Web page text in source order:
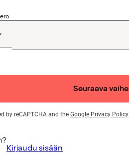
Seuraava vaihe
by reCAPTCHA and the Google Privacy Policy
Kirjaudu sisään